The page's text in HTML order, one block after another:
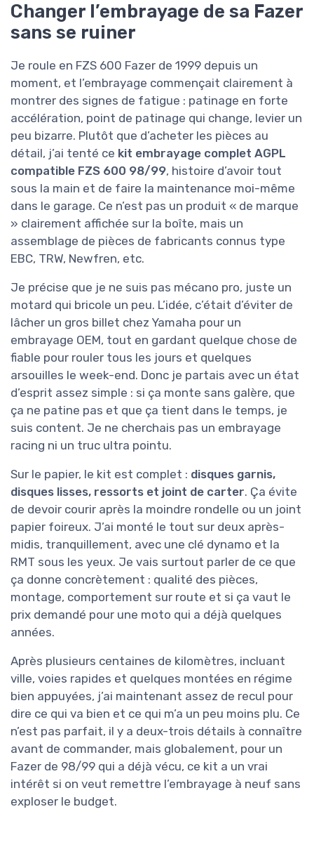
Changer l’embrayage de sa Fazer
sans se ruiner
Je roule en FZS 600 Fazer de 1999 depuis un
moment, et l’embrayage commençait clairement à
montrer des signes de fatigue : patinage en forte
accélération, point de patinage qui change, levier un
peu bizarre. Plutôt que d’acheter les pièces au
détail, j’ai tenté ce kit embrayage complet AGPL
compatible FZS 600 98/99, histoire d’avoir tout
sous la main et de faire la maintenance moi-même
dans le garage. Ce n’est pas un produit « de marque
» clairement affichée sur la boîte, mais un
assemblage de pièces de fabricants connus type
EBC, TRW, Newfren, etc.
Je précise que je ne suis pas mécano pro, juste un
motard qui bricole un peu. L’idée, c’était d’éviter de
lâcher un gros billet chez Yamaha pour un
embrayage OEM, tout en gardant quelque chose de
fiable pour rouler tous les jours et quelques
arsouilles le week-end. Donc je partais avec un état
d’esprit assez simple : si ça monte sans galère, que
ça ne patine pas et que ça tient dans le temps, je
suis content. Je ne cherchais pas un embrayage
racing ni un truc ultra pointu.
Sur le papier, le kit est complet : disques garnis,
disques lisses, ressorts et joint de carter. Ça évite
de devoir courir après la moindre rondelle ou un joint
papier foireux. J’ai monté le tout sur deux après-
midis, tranquillement, avec une clé dynamo et la
RMT sous les yeux. Je vais surtout parler de ce que
ça donne concrètement : qualité des pièces,
montage, comportement sur route et si ça vaut le
prix demandé pour une moto qui a déjà quelques
années.
Après plusieurs centaines de kilomètres, incluant
ville, voies rapides et quelques montées en régime
bien appuyées, j’ai maintenant assez de recul pour
dire ce qui va bien et ce qui m’a un peu moins plu. Ce
n’est pas parfait, il y a deux-trois détails à connaître
avant de commander, mais globalement, pour un
Fazer de 98/99 qui a déjà vécu, ce kit a un vrai
intérêt si on veut remettre l’embrayage à neuf sans
exploser le budget.